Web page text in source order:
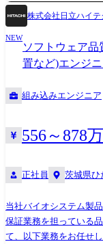
礎、基盤となる制御の
のシステム設計 <入社後の担当領域> 新車開発プロジェクトにて車両/エ
ンジン/システムの使わ
コントロールする。
標達成に貢献する。 (
ル> ・CAD(CATIA) ・
株式会社日立ハイテ
NEW
ソフトウェア
置など)エンジニ
組み込みエンジニア
556～878
正社員 茨城県ひ
当社バイオシステム製
保証業務を担っている
て、以下業務をお任せ